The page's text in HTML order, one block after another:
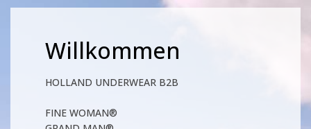
Willkommen
HOLLAND UNDERWEAR B2B
FINE WOMAN®